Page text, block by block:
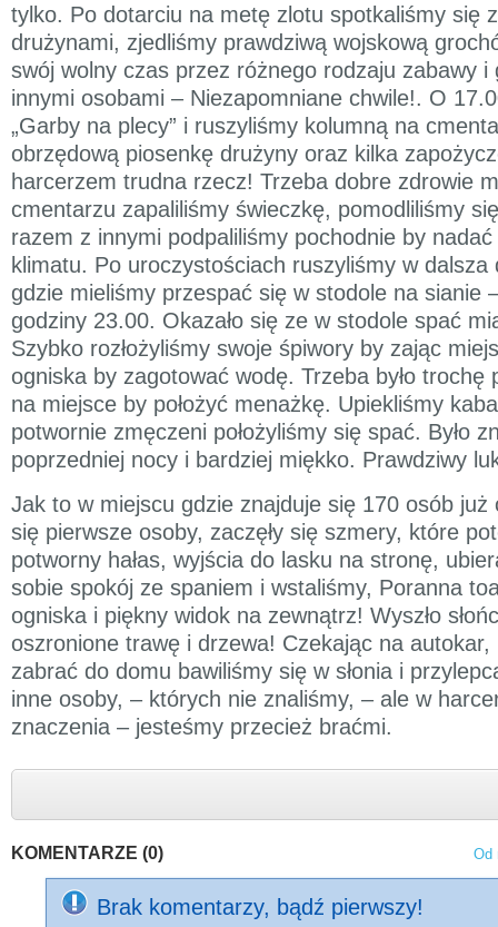
tylko. Po dotarciu na metę zlotu spotkaliśmy się
drużynami, zjedliśmy prawdziwą wojskową
swój wolny czas przez różnego rodzaju zabawy i
innymi osobami – Niezapomniane chwile!. O
„Garby na plecy” i ruszyliśmy kolumną na
obrzędową piosenkę drużyny oraz kilka
harcerzem trudna rzecz! Trzeba dobre zdrowie
cmentarzu zapaliliśmy świeczkę, pomodliliśmy
razem z innymi podpaliliśmy pochodnie by
klimatu. Po uroczystościach ruszyliśmy w dalsza
gdzie mieliśmy przespać się w stodole na sianie
godziny 23.00. Okazało się ze w stodole spać
Szybko rozłożyliśmy swoje śpiwory by zając
ogniska by zagotować wodę. Trzeba było trochę
na miejsce by położyć menażkę. Upiekliśmy
potwornie zmęczeni położyliśmy się spać. Było
poprzedniej nocy i bardziej miękko. Prawdziwy
Jak to w miejscu gdzie znajduje się 170 osób już
się pierwsze osoby, zaczęły się szmery, które
potworny hałas, wyjścia do lasku na stronę,
sobie spokój ze spaniem i wstaliśmy, Poranna
ogniska i piękny widok na zewnątrz! Wyszło
oszronione trawę i drzewa! Czekając na autokar,
zabrać do domu bawiliśmy się w słonia i
inne osoby, – których nie znaliśmy, – ale w
znaczenia – jesteśmy przecież braćmi.
KOMENTARZE (0) Od
Brak komentarzy, bądź pierwszy!